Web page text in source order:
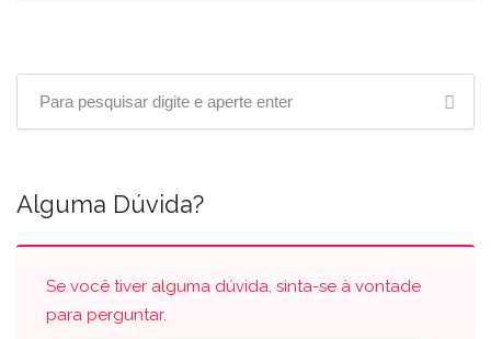
Alguma Dúvida?
Se você tiver alguma dúvida, sinta-se à vontade
para perguntar.